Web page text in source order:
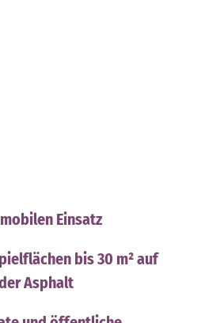
Einsatz
bis 30 m² auf
Asphalt